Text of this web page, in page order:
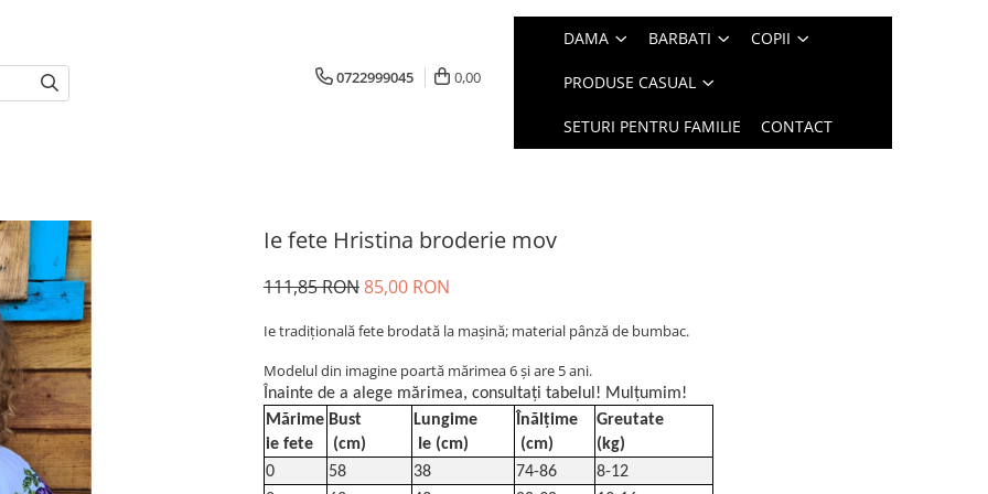
0722999045 0,00
DAMA BARBATI COPII
PRODUSE CASUAL
SETURI PENTRU FAMILIE CONTACT
Ie fete Hristina broderie mov
111,85 RON85,00 RON
Ie tradiţională fete brodată la maşină; material pânză de bumbac.
Modelul din imagine poartă mărimea 6 și are 5 ani.
Înainte de a alege mărimea, consultați tabelul! Mulțumim!
Mărime
ie fete
Bust
(cm)
Lungime
Ie (cm)
Înălțime
(cm)
Greutate
(kg)
0
58 38 74-86
8-12